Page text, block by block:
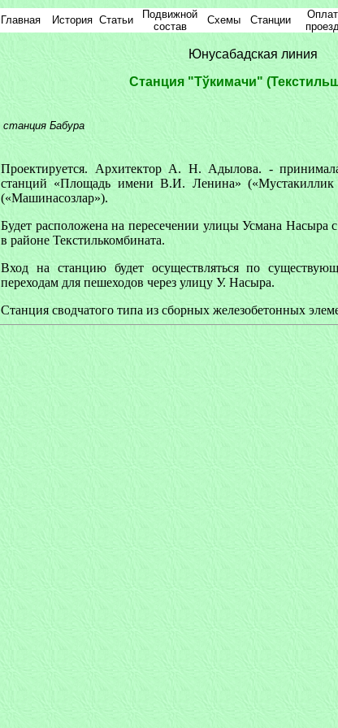
Главная История Статьи
Подвижной
состав
Схемы Cтанции
Юнусабадская линия
Cтанция "Тўкимачи"
станция Бабура
Проектируется. Архитектор А. Н. Адылова. -
станций «Площадь имени В.И. Ленина»
(«Машинасозлар»).
Будет расположена на пересечении улицы Усмана
в районе Текстилькомбината.
Вход на станцию будет осуществляться по
переходам для пешеходов через улицу У. Насыра.
Станция сводчатого типа из сборных железобетонных